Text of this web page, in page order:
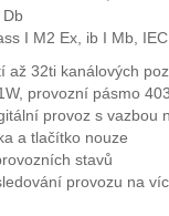
Db
I M2 Ex, ib I Mb,
až 32ti kanálových
provozní pásmo
provoz s vazbou
a tlačítko nouze
stavů
provozu na